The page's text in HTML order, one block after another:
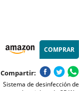
COMPRAR
Compartir:
Sistema de desinfección de